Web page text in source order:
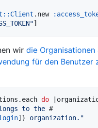
.new
wir die Organisationen
für den Benutzer
do |
to the #
]} organization."